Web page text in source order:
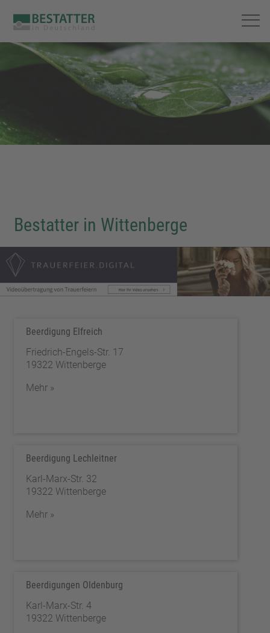
Bestatter in Wittenberge
Beerdigung Elfreich
Friedrich-Engels-Str. 17
19322 Wittenberge
Mehr »
Beerdigung Lechleitner
Karl-Marx-Str. 32
19322 Wittenberge
Mehr »
Beerdigungen Oldenburg
Karl-Marx-Str. 4
19322 Wittenberge